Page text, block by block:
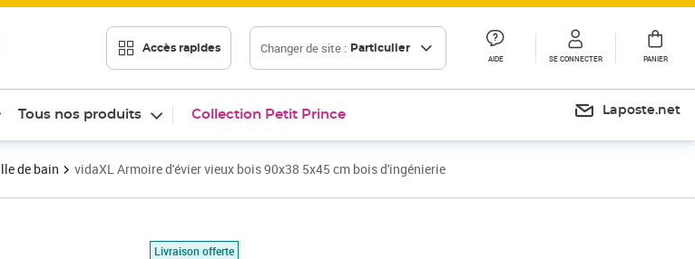
Accès rapides Changer de site : Particulier
AIDE SE CONNECTER PANIER
Tous nos produits Collection Petit Prince Laposte.net
de bain vidaXL Armoire d'évier vieux bois 90x38 5x45 cm bois d'ingénierie
Livraison offerte
Prix 58,38€